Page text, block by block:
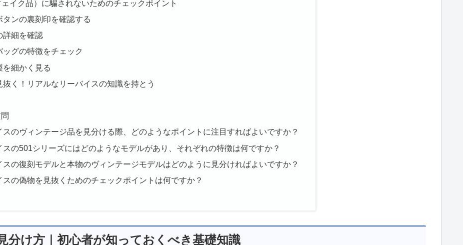
イク品）に騙されないためのチェックポイント
タンの裏刻印を確認する
詳細を確認
ッグの特徴をチェック
を細かく見る
抜く！リアルなリーバイスの知識を持とう
スのヴィンテージ品を見分ける際、どのようなポイントに注目すればよいですか？
スの501シリーズにはどのようなモデルがあり、それぞれの特徴は何ですか？
スの復刻モデルと本物のヴィンテージモデルはどのように見分ければよいですか？
スの偽物を見抜くためのチェックポイントは何ですか？
分け方｜初心者が知っておくべき基礎知識